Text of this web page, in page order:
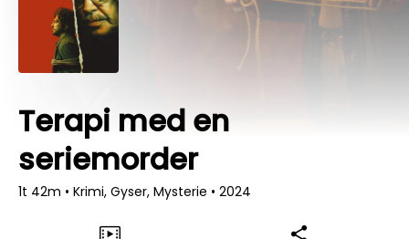
Terapi med en
seriemorder
1t 42m • Krimi, Gyser, Mysterie • 2024